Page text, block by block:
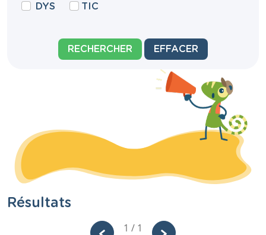
DYS TIC
RECHERCHER EFFACER
Résultats
1 / 1